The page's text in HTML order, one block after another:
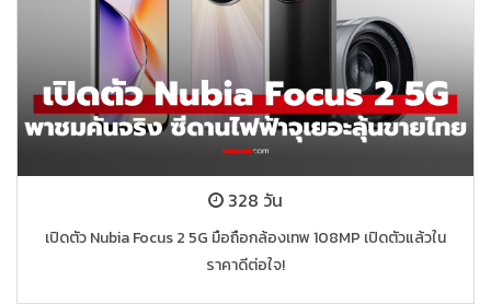
328 วัน
เปิดตัว Nubia Focus 2 5G มือถือกล้องเทพ 108MP เปิดตัวแล้วใน
ราคาดีต่อใจ!